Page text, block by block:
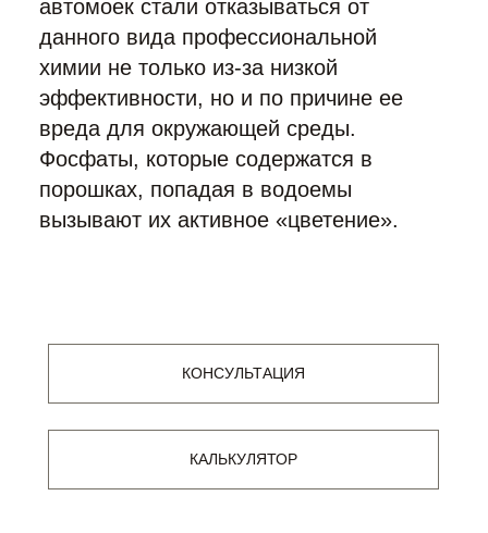
автомоек стали отказываться от
данного вида профессиональной
химии не только из-за низкой
эффективности, но и по причине ее
вреда для окружающей среды.
Фосфаты, которые содержатся в
порошках, попадая в водоемы
вызывают их активное «цветение».
КОНСУЛЬТАЦИЯ
КАЛЬКУЛЯТОР